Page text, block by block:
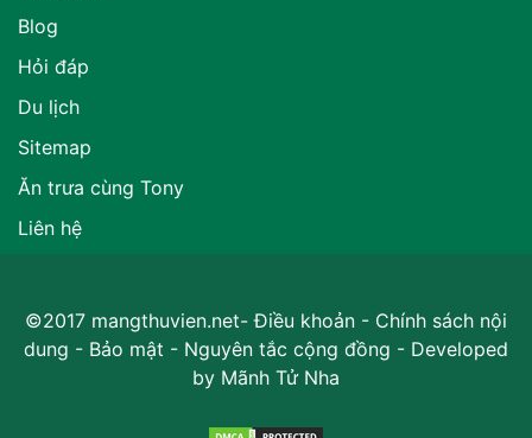
Blog
Hỏi đáp
Du lịch
Sitemap
Ăn trưa cùng Tony
Liên hệ
©2017 mangthuvien.net-Điều khoản - Chính sách nội
dung - Bảo mật - Nguyên tắc cộng đồng - Developed
by Mãnh Tử Nha